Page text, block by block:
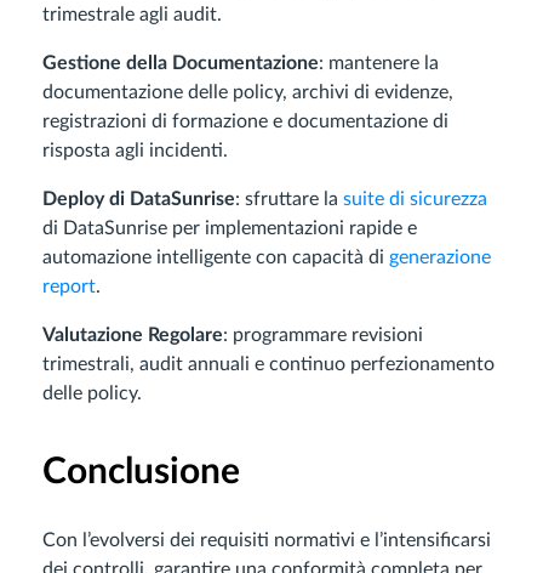
trimestrale agli audit.
Gestione della Documentazione: mantenere la
documentazione delle policy, archivi di evidenze,
registrazioni di formazione e documentazione di
risposta agli incidenti.
Deploy di DataSunrise: sfruttare la suite di sicurezza
di DataSunrise per implementazioni rapide e
automazione intelligente con capacità di generazione
report.
Valutazione Regolare: programmare revisioni
trimestrali, audit annuali e continuo perfezionamento
delle policy.
Conclusione
Con l’evolversi dei requisiti normativi e l’intensificarsi
dei controlli, garantire una conformità completa per